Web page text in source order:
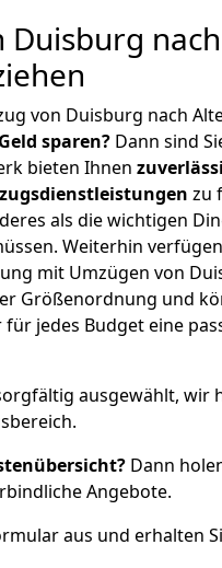
Duisburg
von Duisburg nach
sparen? Dann sind
bieten Ihnen
zu
als die wichtigen
Weiterhin
mit Umzügen von
Größenordnung und
jedes Budget eine
ausgewählt, wir
Dann
Angebote.
aus und erhalten